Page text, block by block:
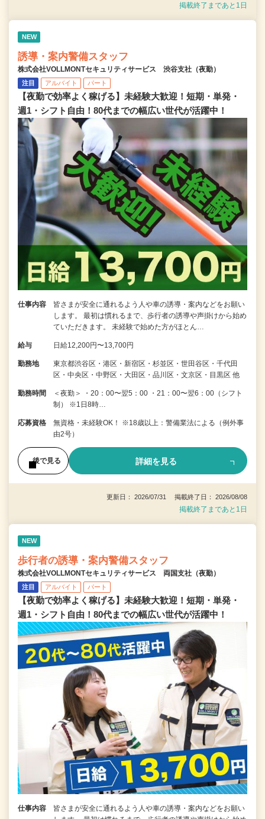
掲載終了まであと1日
NEW
誘導・案内警備スタッフ
株式会社VOLLMONTセキュリティサービス 渋谷支社（夜勤）
注目 アルバイト パート
【夜勤で効率よく稼げる】未経験大歓迎！短期・単発・
週1・シフト自由！80代までの幅広い世代が活躍中！
仕事内容
皆さまが安全に通れるよう人や車の誘導・案内などをお願い
します。 最初は慣れるまで、歩行者の誘導や声掛けから始め
ていただきます。 未経験で始めた方がほとん…
給与 日給12,200円〜13,700円
勤務地
東京都渋谷区・港区・新宿区・杉並区・世田谷区・千代田
区・中央区・中野区・大田区・品川区・文京区・目黒区 他
勤務時間
＜夜勤＞ ・20：00〜翌5：00 ・21：00〜翌6：00（シフト
制） ※1日8時…
応募資格
無資格・未経験OK！ ※18歳以上：警備業法による（例外事
由2号）
後で見る 詳細を見る
更新日： 2026/07/31 掲載終了日： 2026/08/08
掲載終了まであと1日
NEW
歩行者の誘導・案内警備スタッフ
株式会社VOLLMONTセキュリティサービス 両国支社（夜勤）
注目 アルバイト パート
【夜勤で効率よく稼げる】未経験大歓迎！短期・単発・
週1・シフト自由！80代までの幅広い世代が活躍中！
仕事内容
皆さまが安全に通れるよう人や車の誘導・案内などをお願い